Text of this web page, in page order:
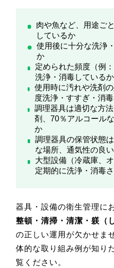
肉や魚など、用途ご
しているか
使用後に十分な洗浄
か
定められた頻度（例
洗浄・消毒しているか
使用時に汚れや洗剤
度洗浄・すすぎ・消
調理器具は適切な方
剤、70％アルコール
か
調理器具の保管状態
な場所、通気性の良い
大型設備（冷蔵庫、
定期的に洗浄・消毒
器具・設備の衛生管理に
整頓・清掃・清潔・躾（
の正しい運用が欠かせま
体的な取り組み例が知り
覧ください。